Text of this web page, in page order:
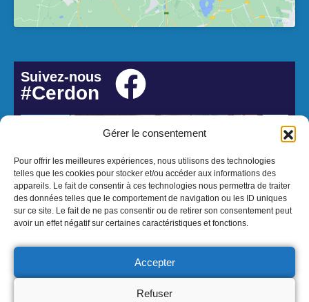
Gérer le consentement
Pour offrir les meilleures expériences, nous utilisons des technologies
telles que les cookies pour stocker et/ou accéder aux informations des
appareils. Le fait de consentir à ces technologies nous permettra de traiter
des données telles que le comportement de navigation ou les ID uniques
sur ce site. Le fait de ne pas consentir ou de retirer son consentement peut
avoir un effet négatif sur certaines caractéristiques et fonctions.
Accepter
Refuser
Suivez-nous
#Cerdon
© 2026 Mairie de Cerdon - Réalisation Atmedia & Partner's